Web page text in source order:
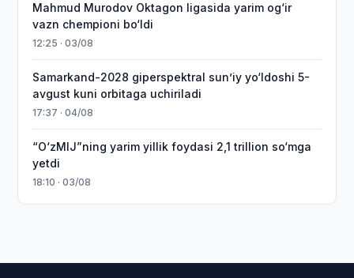
Mahmud Murodov Oktagon ligasida yarim og‘ir
vazn chempioni bo‘ldi
12:25 · 03/08
Samarkand-2028 giperspektral sun’iy yo‘ldoshi 5-
avgust kuni orbitaga uchiriladi
17:37 · 04/08
“O‘zMIJ”ning yarim yillik foydasi 2,1 trillion so‘mga
yetdi
18:10 · 03/08